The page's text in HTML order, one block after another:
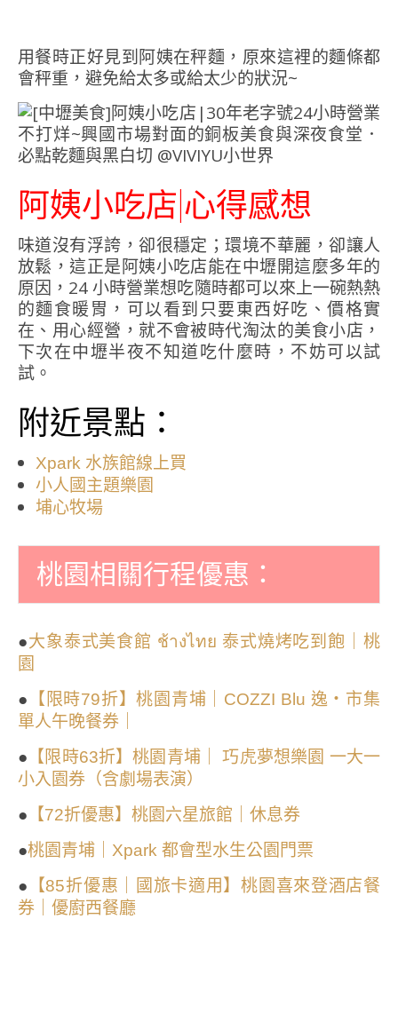
用餐時正好見到阿姨在秤麵，原來這裡的麵條都
會秤重，避免給太多或給太少的狀況~
阿姨小吃店|心得感想
味道沒有浮誇，卻很穩定；環境不華麗，卻讓人
放鬆，這正是阿姨小吃店能在中壢開這麼多年的
原因，24 小時營業想吃隨時都可以來上一碗熱熱
的麵食暖胃，可以看到只要東西好吃、價格實
在、用心經營，就不會被時代淘汰的美食小店，
下次在中壢半夜不知道吃什麼時，不妨可以試
試。
附近景點：
Xpark 水族館線上買
小人國主題樂園
埔心牧場
桃園相關行程優惠：
●大象泰式美食館 ช้างไทย 泰式燒烤吃到飽｜桃
園
● 【限時79折】桃園青埔｜COZZI Blu 逸・市集
單人午晚餐券｜
● 【限時63折】桃園青埔｜ 巧虎夢想樂園 一大一
小入園券（含劇場表演）
● 【72折優惠】桃園六星旅館｜休息券
●桃園青埔｜Xpark 都會型水生公園門票
● 【85折優惠｜國旅卡適用】桃園喜來登酒店餐
券｜優廚西餐廳